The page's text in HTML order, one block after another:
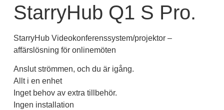
StarryHub Q1 S Pro.
StarryHub Videokonferenssystem/projektor –
affärslösning för onlinemöten
Anslut strömmen, och du är igång.
Allt i en enhet
Inget behov av extra tillbehör.
Ingen installation